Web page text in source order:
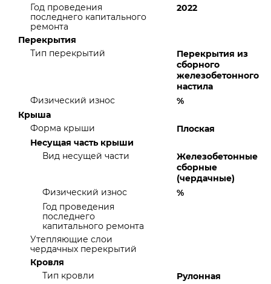
Год проведения
последнего капитального
ремонта
2022
Перекрытия
Тип перекрытий
Перекрытия из
сборного
железобетонного
настила
Физический износ
%
Крыша
Форма крыши
Плоская
Несущая часть крыши
Вид несущей части
Железобетонные
сборные
(чердачные)
Физический износ
%
Год проведения
последнего
капитального ремонта
Утепляющие слои
чердачных перекрытий
Кровля
Тип кровли
Рулонная